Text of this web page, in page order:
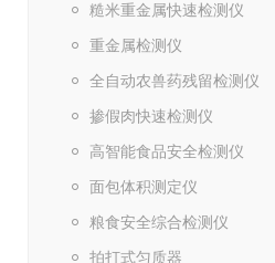
糙米重金属快速检测仪
重金属检测仪
全自动农兽药残留检测仪
掺假肉快速检测仪
高智能食品安全检测仪
面包体积测定仪
粮食安全综合检测仪
拍打式匀质器